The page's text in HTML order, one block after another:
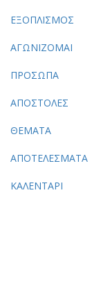
ΕΞΟΠΛΙΣΜΟΣ
ΑΓΩΝΙΖΟΜΑΙ
ΠΡΟΣΩΠΑ
ΑΠΟΣΤΟΛΕΣ
ΘΕΜΑΤΑ
ΑΠΟΤΕΛΕΣΜΑΤΑ
ΚΑΛΕΝΤΑΡΙ